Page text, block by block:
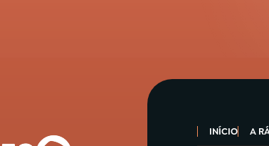
INÍCIO A